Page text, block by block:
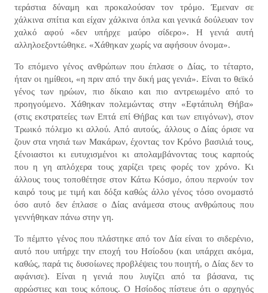
τεράστια δύναμη και προκαλούσαν τον τρόμο. Έμεναν σε
χάλκινα σπίτια και είχαν χάλκινα όπλα και γενικά δούλευαν τον
χαλκό αφού «δεν υπήρχε μαύρο σίδερο». Η γενιά αυτή
αλληλοεξοντώθηκε. «Χάθηκαν χωρίς να αφήσουν όνομα».
Το επόμενο γένος ανθρώπων που έπλασε ο Δίας, το τέταρτο,
ήταν οι ημίθεοι, «η πριν από την δική μας γενιά». Είναι το θεϊκό
γένος των ηρώων, πιο δίκαιο και πιο αντρειωμένο από το
προηγούμενο. Χάθηκαν πολεμώντας στην «Εφτάπυλη Θήβα»
(στις εκστρατείες των Επτά επί Θήβας και των επιγόνων), στον
Τρωικό πόλεμο κι αλλού. Από αυτούς, άλλους ο Δίας όρισε να
ζουν στα νησιά των Μακάρων, έχοντας τον Κρόνο βασιλιά τους,
ξένοιαστοι κι ευτυχισμένοι κι απολαμβάνοντας τους καρπούς
που η γη απλόχερα τους χαρίζει τρεις φορές τον χρόνο. Κι
άλλους τους τοποθέτησε στον Κάτω Κόσμο, όπου περνούν τον
καιρό τους με τιμή και δόξα καθώς άλλο γένος τόσο ονομαστό
όσο αυτό δεν έπλασε ο Δίας ανάμεσα στους ανθρώπους που
γεννήθηκαν πάνω στην γη.
Το πέμπτο γένος που πλάστηκε από τον Δία είναι το σιδερένιο,
αυτό που υπήρχε την εποχή του Ησίοδου (και υπάρχει ακόμα,
καθώς, παρά τις δυσοίωνες προβλέψεις του ποιητή, ο Δίας δεν το
αφάνισε). Είναι η γενιά που λυγίζει από τα βάσανα, τις
αρρώστιες και τους κόπους. Ο Ησίοδος πίστευε ότι ο αρχηγός